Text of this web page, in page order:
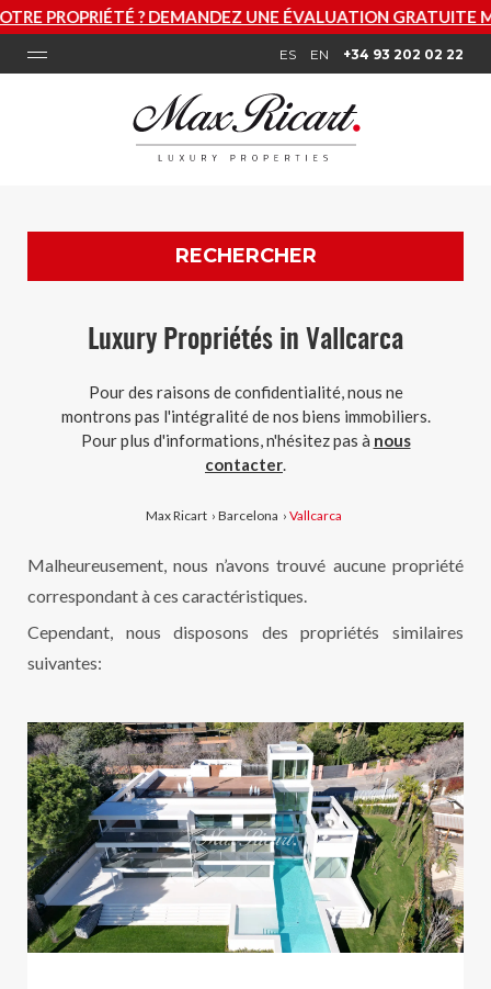
DEMANDEZ UNE ÉVALUATION GRATUITE MAINTENANT
ES EN +34 93 202 02 22
RECHERCHER
Luxury Propriétés in Vallcarca
Pour des raisons de confidentialité, nous ne
montrons pas l'intégralité de nos biens immobiliers.
Pour plus d'informations, n'hésitez pas à nous
contacter.
Max Ricart › Barcelona › Vallcarca
Malheureusement, nous n’avons trouvé aucune propriété
correspondant à ces caractéristiques.
Cependant, nous disposons des propriétés similaires
suivantes: